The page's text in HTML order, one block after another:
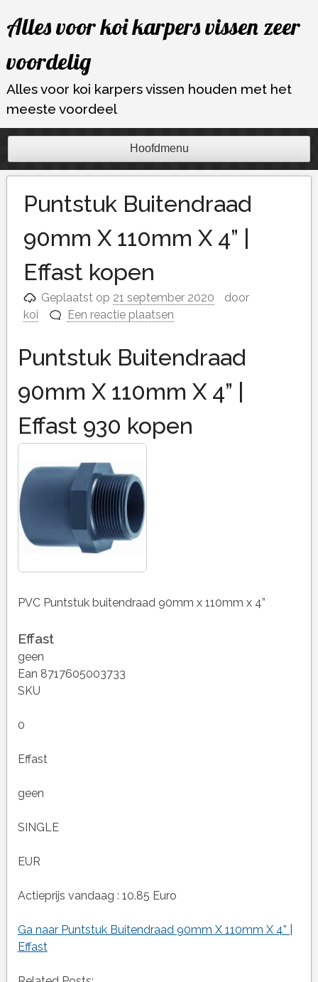
naar
inhoud
Alles voor koi karpers vissen zeer
voordelig
Alles voor koi karpers vissen houden met het
meeste voordeel
Hoofdmenu
Puntstuk Buitendraad
90mm X 110mm X 4” |
Effast kopen
Geplaatst op 21 september 2020
door
koi
Een reactie plaatsen
Puntstuk Buitendraad
90mm X 110mm X 4” |
Effast 930 kopen
PVC Puntstuk buitendraad 90mm x 110mm x 4”
Effast
geen
Ean 8717605003733
SKU
0
Effast
geen
SINGLE
EUR
Actieprijs vandaag : 10.85 Euro
Ga naar Puntstuk Buitendraad 90mm X 110mm X 4” |
Effast